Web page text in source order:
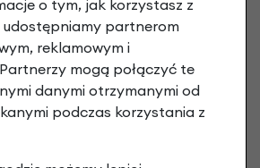
o tym, jak korzystasz z
udostępniamy partnerom
reklamowym i
mogą połączyć te
danymi otrzymanymi od
podczas korzystania z